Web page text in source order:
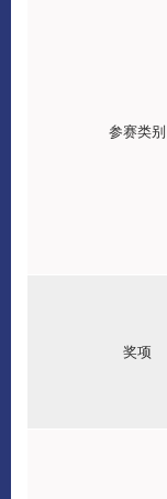
参赛类别
奖项